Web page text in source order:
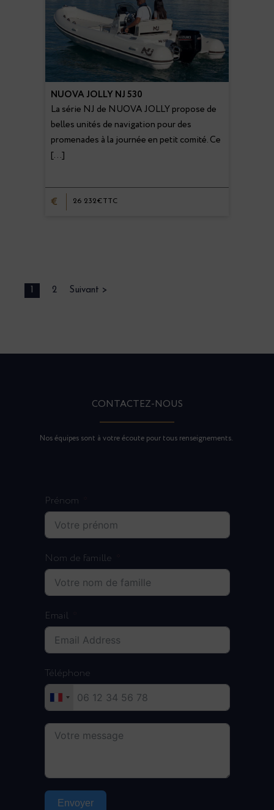
NUOVA JOLLY NJ 530
La série NJ de NUOVA JOLLY propose de
belles unités de navigation pour des
promenades à la journée en petit comité. Ce
[…]
€ 26 232€TTC
1 2 Suivant >
CONTACTEZ-NOUS
Nos équipes sont à votre écoute pour tous renseignements.
Prénom
Nom de famille
Email
Téléphone
Envoyer